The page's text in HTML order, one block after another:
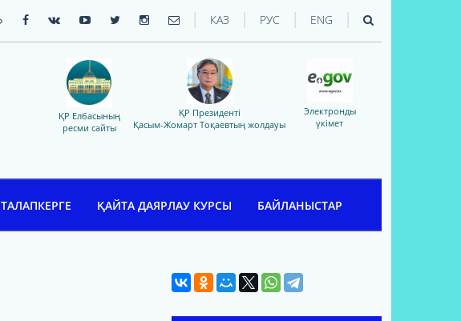
| КАЗ | РУС | ENG |
Электронды
үкімет
ҚР Президенті
Қасым-Жомарт Тоқаевтың жолдауы
ҚР Елбасының
ресми сайты
ТАЛАПКЕРГЕ ҚАЙТА ДАЯРЛАУ КУРСЫ БАЙЛАНЫСТАР